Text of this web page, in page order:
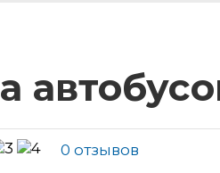
0 отзывов